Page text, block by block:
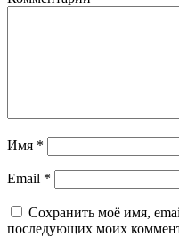
Имя *
Email *
Сохранить моё имя,
последующих моих